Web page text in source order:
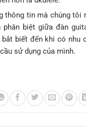
thông tin mà chúng tôi
phân biệt giữa đàn
bắt biết đến khi có nhu
sử dụng của mình.